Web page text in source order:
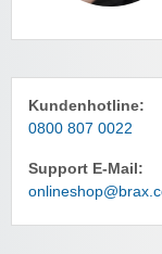
Kundenhotline:
0800 807 0022
Support E-Mail: